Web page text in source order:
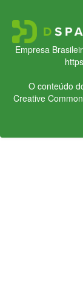
Empresa
O conteúdo
Creative